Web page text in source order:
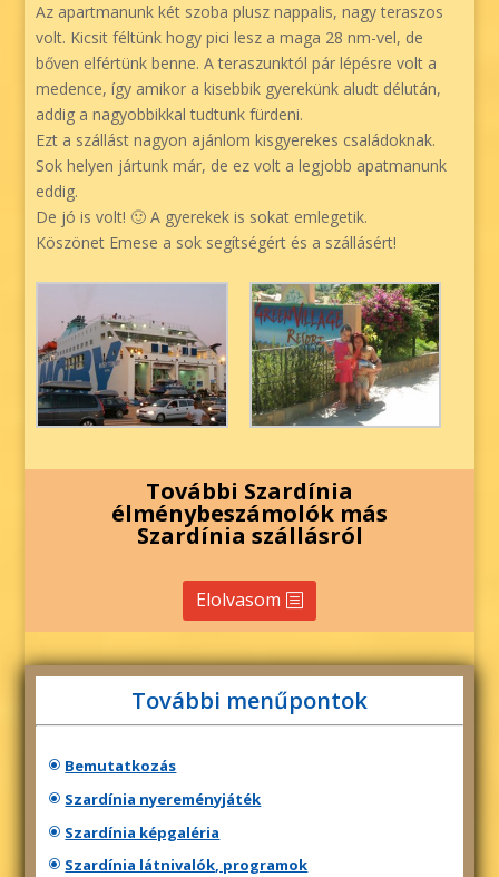
Az apartmanunk két szoba plusz nappalis, nagy teraszos
volt. Kicsit féltünk hogy pici lesz a maga 28 nm-vel, de
bőven elfértünk benne. A teraszunktól pár lépésre volt a
medence, így amikor a kisebbik gyerekünk aludt délután,
addig a nagyobbikkal tudtunk fürdeni.
Ezt a szállást nagyon ajánlom kisgyerekes családoknak.
Sok helyen jártunk már, de ez volt a legjobb apatmanunk
eddig.
De jó is volt! 🙂 A gyerekek is sokat emlegetik.
Köszönet Emese a sok segítségért és a szállásért!
További Szardínia
élménybeszámolók más
Szardínia szállásról
Elolvasom
További menűpontok
Bemutatkozás
Szardínia nyereményjáték
Szardínia képgaléria
Szardínia látnivalók, programok